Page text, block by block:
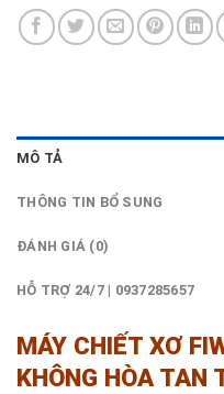
MÔ TẢ
THÔNG TIN BỔ SUNG
ĐÁNH GIÁ (0)
HỖ TRỢ 24/7 | 0937285657
MÁY CHIẾT XƠ
KHÔNG HÒA TAN